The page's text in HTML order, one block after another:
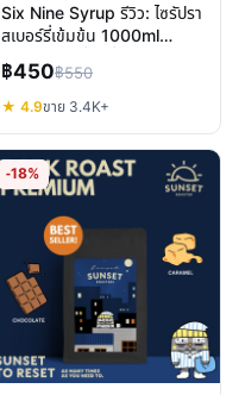
Six Nine Syrup รีวิว: ไซรัปรา
สเบอร์รี่เข้มข้น 1000ml
สำหรับชงเครื่องดื่ม
฿450฿550
★ 4.9ขาย 3.4K+
-18%